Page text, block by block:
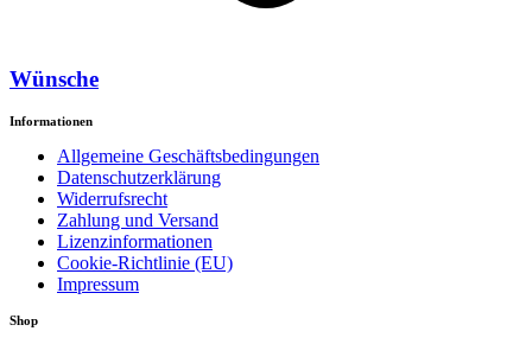
Wünsche
Informationen
Allgemeine Geschäftsbedingungen
Datenschutzerklärung
Widerrufsrecht
Zahlung und Versand
Lizenzinformationen
Cookie-Richtlinie (EU)
Impressum
Shop